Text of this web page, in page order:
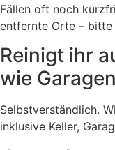
Fällen oft noch
entfernte Orte – bitte
Reinigt ihr
wie
Selbstverständlich.
inklusive Keller,